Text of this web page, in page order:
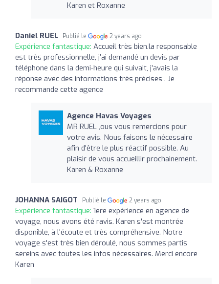
Karen et Roxanne
Daniel RUEL Publié le 2 years ago
Expérience fantastique: Accueil très bien.la responsable
est très professionnelle, j’ai demandé un devis par
téléphone dans la demi-heure qui suivait, j’avais la
réponse avec des informations très précises . Je
recommande cette agence
Agence Havas Voyages
MR RUEL ,ous vous remercions pour
votre avis. Nous faisons le nécessaire
afin d'être le plus réactif possible. Au
plaisir de vous accueillir prochainement.
Karen & Roxanne
JOHANNA SAIGOT Publié le 2 years ago
Expérience fantastique: 1ere expérience en agence de
voyage, nous avons été ravis. Karen s'est montrée
disponible, à l'écoute et très compréhensive. Notre
voyage s'est très bien déroulé, nous sommes partis
sereins avec toutes les infos nécessaires. Merci encore
Karen